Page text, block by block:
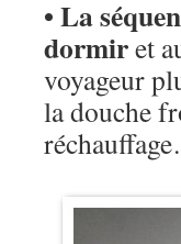
• La
dormiret
voyageur
la douche